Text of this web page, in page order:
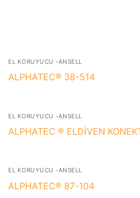
EL KORUYUCU -ANSELL
ALPHATEC® 38-514
EL KORUYUCU -ANSELL
ALPHATEC ® ELDİVEN
EL KORUYUCU -ANSELL
ALPHATEC® 87-104